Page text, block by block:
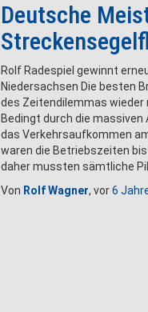
Deutsche
Rolf Radespiel gewinnt
Niedersachsen Die besten
des Zeitendilemmas wieder
Bedingt durch die massiven
das Verkehrsaufkommen
waren die Betriebszeiten
daher mussten sämtliche
Von Rolf Wagner, vor6